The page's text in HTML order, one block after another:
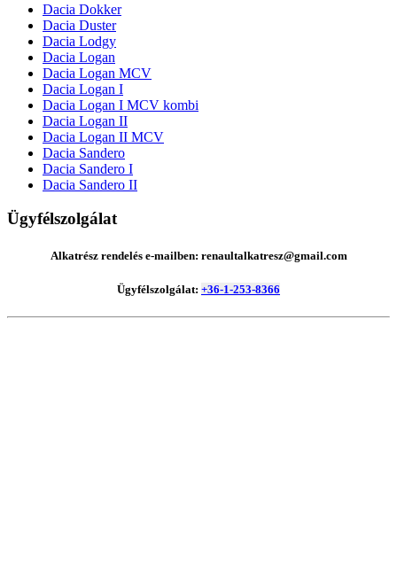
Dacia Dokker
Dacia Duster
Dacia Lodgy
Dacia Logan
Dacia Logan MCV
Dacia Logan I
Dacia Logan I MCV kombi
Dacia Logan II
Dacia Logan II MCV
Dacia Sandero
Dacia Sandero I
Dacia Sandero II
Ügyfélszolgálat
Alkatrész rendelés e-mailben: renaultalkatresz@gmail.com
Ügyfélszolgálat: +36-1-253-8366